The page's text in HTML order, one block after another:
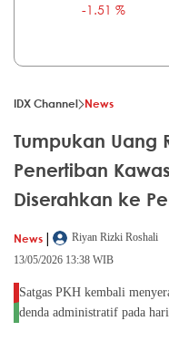
-1.51 %
IDX Channel News
Tumpukan Uang
Penertiban
Diserahkan ke
News |
Riyan Rizki Roshali
13/05/2026 13:38 WIB
Satgas PKH kembali
denda administratif pada